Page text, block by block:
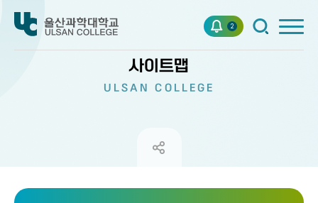
2
사이트맵
ULSAN COLLEGE